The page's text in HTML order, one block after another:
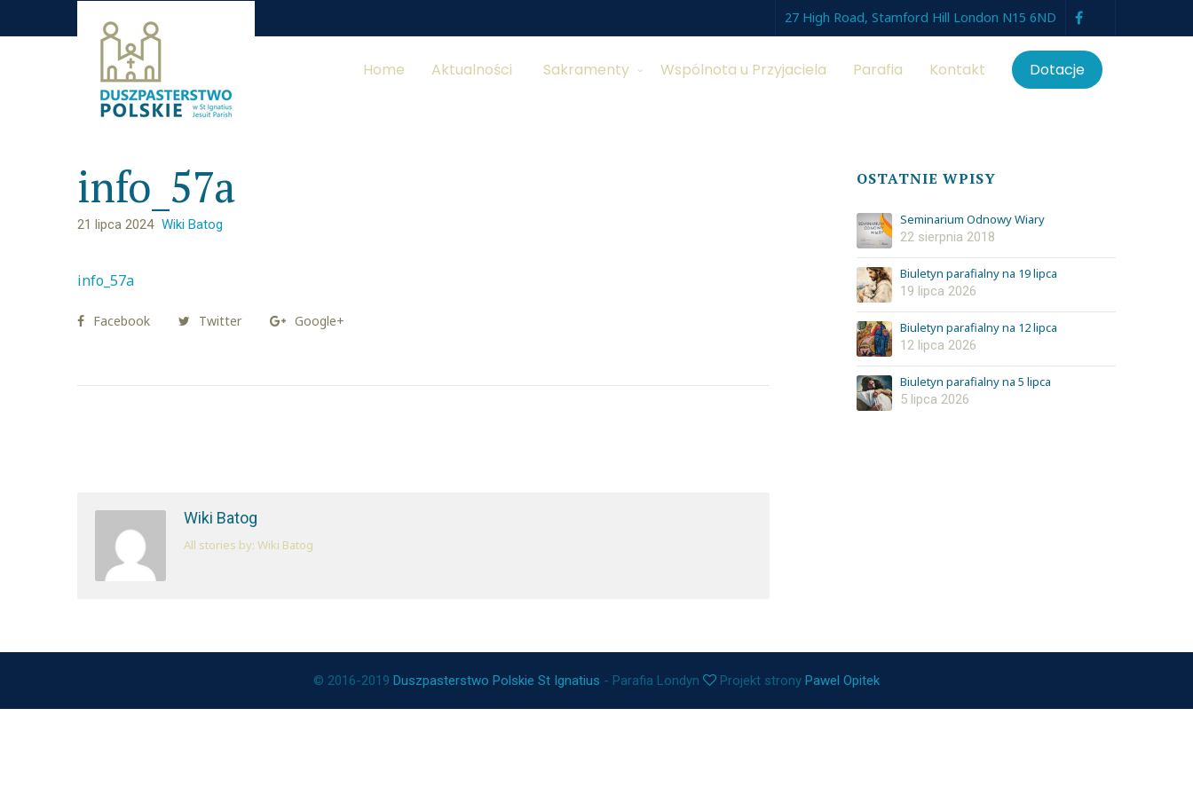
27 High Road, Stamford Hill London N15 6ND
Home Aktualności Sakramenty Wspólnota u Przyjaciela Parafia Kontakt Dotacje
info_57a
21 lipca 2024 Wiki Batog
info_57a
Facebook Twitter Google+
Wiki Batog
All stories by: Wiki Batog
OSTATNIE WPISY
Seminarium Odnowy Wiary
22 sierpnia 2018
Biuletyn parafialny na 19 lipca
19 lipca 2026
Biuletyn parafialny na 12 lipca
12 lipca 2026
Biuletyn parafialny na 5 lipca
5 lipca 2026
© 2016-2019 Duszpasterstwo Polskie St Ignatius - Parafia Londyn Projekt strony Pawel Opitek